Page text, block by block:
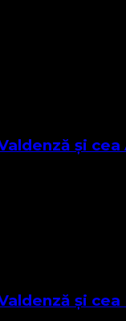
și cea
și